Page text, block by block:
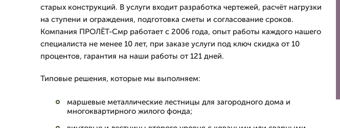
старых конструкций. В услуги входит разработка чертежей, расчёт нагрузки
на ступени и ограждения, подготовка сметы и согласование сроков.
Компания ПРОЛЁТ-Смр работает с 2006 года, опыт работы каждого нашего
специалиста не менее 10 лет, при заказе услуги под ключ скидка от 10
процентов, гарантия на наши работы от 121 дней.
Типовые решения, которые мы выполняем:
маршевые металлические лестницы для загородного дома и
многоквартирного жилого фонда;